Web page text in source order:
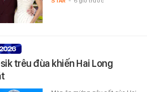
trêu đùa khiến Hai Long